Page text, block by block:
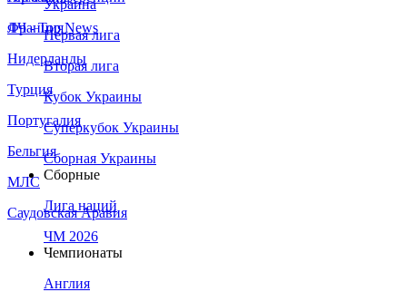
Франция
Нидерланды
Турция
Португалия
Бельгия
МЛС
Саудовская Аравия
ЛЧ - Top News
Украина
Первая лига
Вторая лига
Кубок Украины
Суперкубок Украины
Сборная Украины
Сборные
Лига наций
ЧМ 2026
Чемпионаты
Англия